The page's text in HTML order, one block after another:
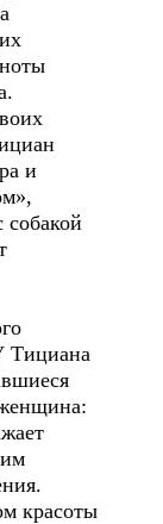
и
собакой
Тициана
красоты